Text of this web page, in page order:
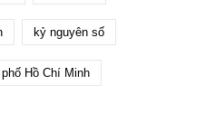
kỷ nguyên số
Hồ Chí Minh